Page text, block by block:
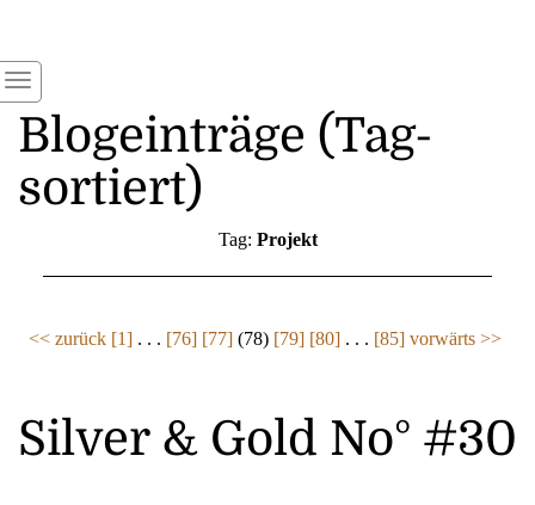
Blogeinträge (Tag-
sortiert)
Tag: Projekt
<< zurück [1] . . . [76] [77] (78) [79] [80] . . . [85] vorwärts >>
Silver & Gold No° #30